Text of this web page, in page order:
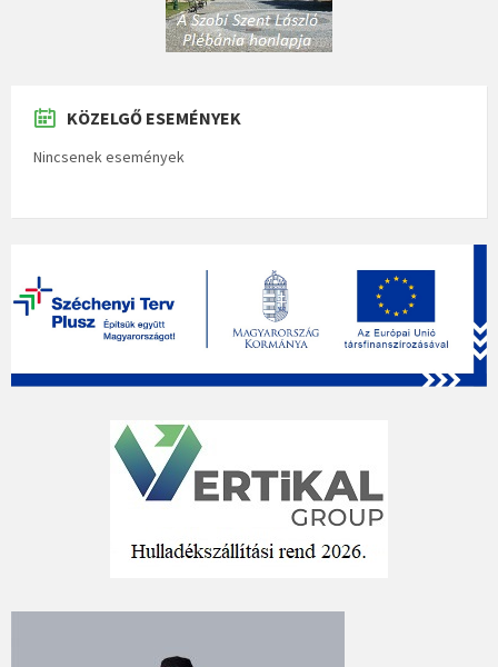
KÖZELGŐ ESEMÉNYEK
Nincsenek események